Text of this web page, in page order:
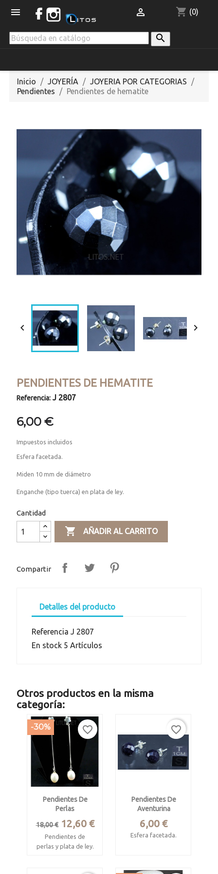
 shopping_cart (0)


Inicio JOYERÍA
JOYERIA POR CATEGORIAS
Pendientes
Pendientes de hematite
 
PENDIENTES DE HEMATITE
Referencia: J 2807
6,00 €
Impuestos incluidos
Esfera facetada.
Miden 10 mm de diámetro
Enganche (tipo tuerca) en plata de ley.
Cantidad
 AÑADIR AL CARRITO
Compartir
Detalles del producto
Referencia J 2807
En stock 5 Artículos
Otros productos en la misma
categoría:
Pendientes De
Perlas
Precio
base
18,00 € Precio
12,60 €
Pendientes de
perlas y plata de ley.
-30% favorite_border
Pendientes De
Aventurina
Precio
6,00 €
Esfera facetada.
favorite_border